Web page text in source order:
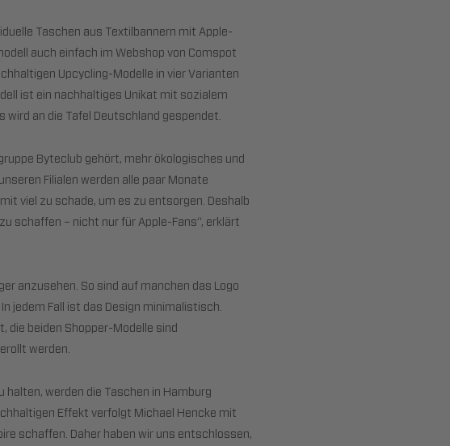
Taschen aus Textilbannern mit Apple-
auch einfach im Webshop von Comspot
Upcycling-Modelle in vier Varianten
ist ein nachhaltiges Unikat mit sozialem
an die Tafel Deutschland gespendet.
Byteclub gehört, mehr ökologisches und
Filialen werden alle paar Monate
viel zu schade, um es zu entsorgen. Deshalb
schaffen – nicht nur für Apple-Fans“, erklärt
anzusehen. So sind auf manchen das Logo
jedem Fall ist das Design minimalistisch.
die beiden Shopper-Modelle sind
werden.
halten, werden die Taschen in Hamburg
Effekt verfolgt Michael Hencke mit
schaffen. Daher haben wir uns entschlossen,